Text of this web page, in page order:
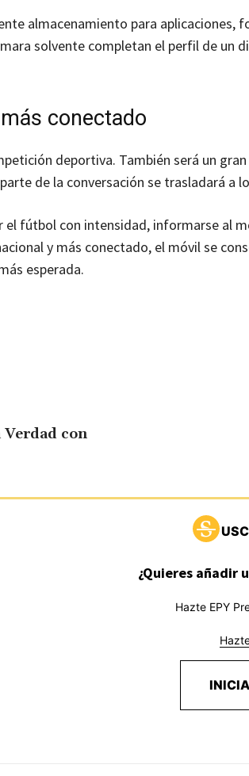
almacenamiento para aplicaciones,
solvente completan el perfil de un
conectado
deportiva. También será un
de la conversación se trasladará a
el fútbol con intensidad, informarse al
y más conectado, el móvil se
esperada.
con
¿Quieres añadir
Hazte EPY